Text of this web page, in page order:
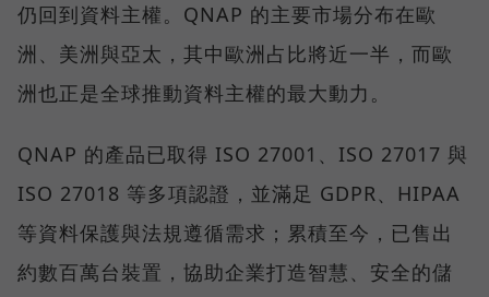
仍回到資料主權。QNAP 的主要市場分布在歐
洲、美洲與亞太，其中歐洲占比將近一半，而歐
洲也正是全球推動資料主權的最大動力。
QNAP 的產品已取得 ISO 27001、ISO 27017 與
ISO 27018 等多項認證，並滿足 GDPR、HIPAA
等資料保護與法規遵循需求；累積至今，已售出
約數百萬台裝置，協助企業打造智慧、安全的儲